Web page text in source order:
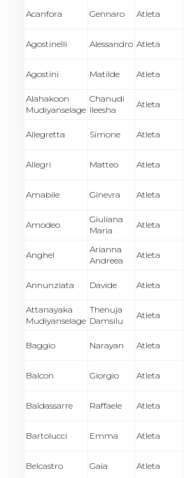
Acanfora Gennaro Atleta
Agostinelli Alessandro Atleta
Agostini Matilde Atleta
Alahakoon
Mudiyanselage
Chanudi
Ileesha
Atleta
Allegretta Simone Atleta
Allegri Matteo Atleta
Amabile Ginevra Atleta
Amodeo
Giuliana
Maria
Atleta
Anghel
Arianna
Andreea
Atleta
Annunziata Davide Atleta
Attanayaka
Mudiyanselage
Thenuja
Damsilu
Atleta
Baggio Narayan Atleta
Balcon Giorgio Atleta
Baldassarre Raffaele Atleta
Bartolucci Emma Atleta
Belcastro Gaia Atleta